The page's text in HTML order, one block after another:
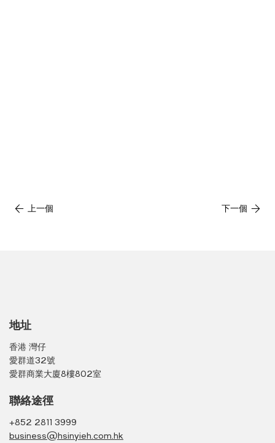
上一個 下一個
地址
香港 灣仔
愛群道32號
愛群商業大廈8樓802室
聯絡途徑
+852 2811 3999
business@hsinyieh.com.hk